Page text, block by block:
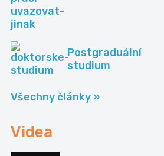
Postgraduální
studium
Všechny články »
Videa